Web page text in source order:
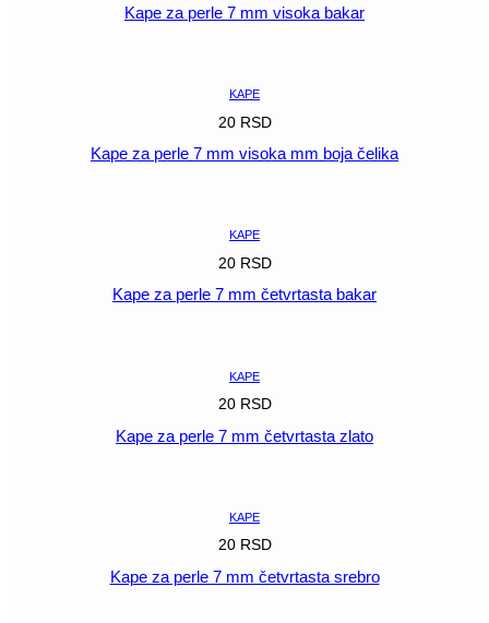
Kape za perle 7 mm visoka bakar
KAPE
20 RSD
Kape za perle 7 mm visoka mm boja čelika
KAPE
20 RSD
Kape za perle 7 mm četvrtasta bakar
KAPE
20 RSD
Kape za perle 7 mm četvrtasta zlato
KAPE
20 RSD
Kape za perle 7 mm četvrtasta srebro